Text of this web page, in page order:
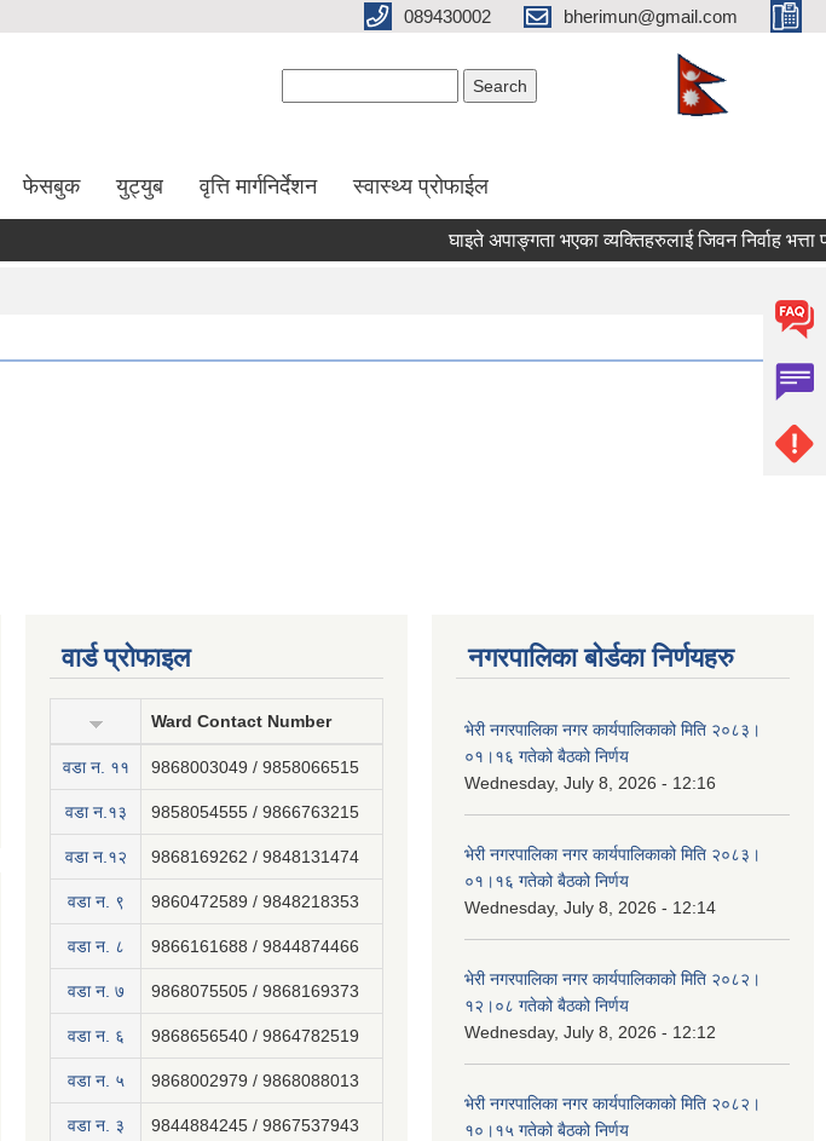
089430002 bherimun@gmail.com
फेसबुक युट्युब वृत्ति मार्गनिर्देशन स्वास्थ्य प्रोफाईल
घाइते अपाङ्गता भएका व्यक्तिहरुलाई जिवन निर्वाह भत्ता
वार्ड प्रोफाइल
Ward Contact Number
वडा न‍. ११ 9868003049 / 9858066515
वडा न.१३ 9858054555 / 9866763215
वडा न.१२ 9868169262 / 9848131474
वडा न. ९ 9860472589 / 9848218353
वडा न. ८ 9866161688 / 9844874466
वडा न. ७ 9868075505 / 9868169373
वडा न. ६ 9868656540 / 9864782519
वडा न. ५ 9868002979 / 9868088013
वडा न. ३ 9844884245 / 9867537943
नगरपालिका बोर्डका निर्णयहरु
भेरी नगरपालिका नगर कार्यपालिकाको मिति २०८३।
०१।१६ गतेको बैठको निर्णय
Wednesday, July 8, 2026 - 12:16
भेरी नगरपालिका नगर कार्यपालिकाको मिति २०८३।
०१।१६ गतेको बैठको निर्णय
Wednesday, July 8, 2026 - 12:14
भेरी नगरपालिका नगर कार्यपालिकाको मिति २०८२।
१२।०८ गतेको बैठको निर्णय
Wednesday, July 8, 2026 - 12:12
भेरी नगरपालिका नगर कार्यपालिकाको मिति २०८२।
१०।१५ गतेको बैठको निर्णय